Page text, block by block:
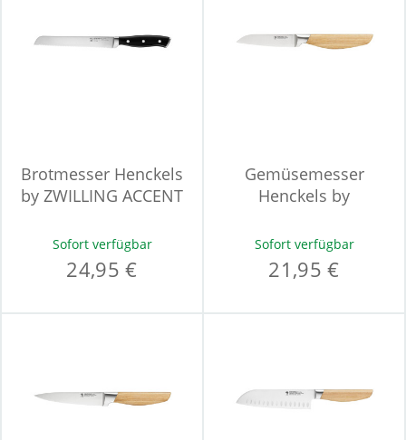
Brotmesser Henckels
by ZWILLING ACCENT
Sofort verfügbar
24,95 €
Gemüsemesser
Henckels by
Sofort verfügbar
21,95 €